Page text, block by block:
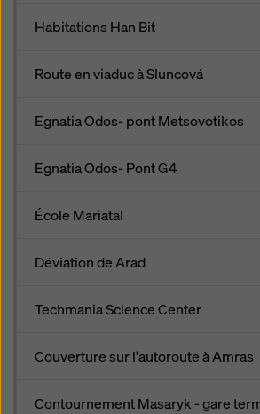
Habitations Han Bit
Route en viaduc à Sluncová
Egnatia Odos- pont Metsovotikos
Egnatia Odos- Pont G4
École Mariatal
Déviation de Arad
Techmania Science Center
Couverture sur l'autoroute à Amras
Contournement Masaryk - gare